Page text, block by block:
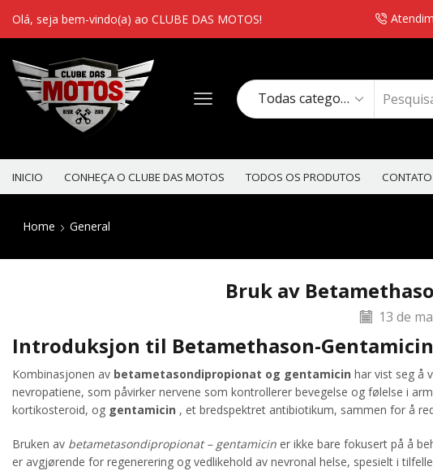
Olá, seja bem-vindo(a) ao CLUBE DAS MOTOS!
INICIO CONHEÇA O CLUBE DAS MOTOS TODOS OS PRODUTOS CONTATO
Home General
Bruk av
13 de
Introduksjon til Betamethason-
Kombinasjonen av betametasondipropionat og gentamicin har vist seg å
nevropatiene, som påvirker nervene som kontrollerer bevegelse og følelse i
kortikosteroid, og gentamicin , et bredspektret antibiotikum, sammen for å
Bruken av betametasondipropionat – gentamicin er ikke bare fokusert på å
er avgjørende for regenerering og vedlikehold av nevronal helse, spesielt i tilfelle